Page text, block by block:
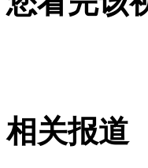
相关报道